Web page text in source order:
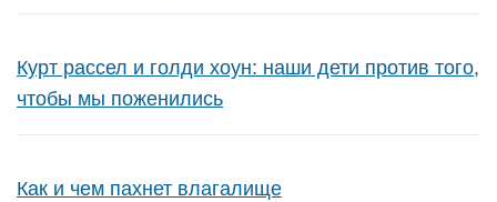
Курт рассел и голди хоун: наши дети против того,
чтобы мы поженились
Как и чем пахнет влагалище